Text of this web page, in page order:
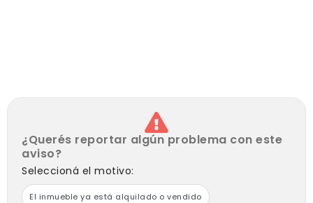
¿Querés reportar algún problema con este
aviso?
Seleccioná el motivo:
El inmueble ya está alquilado o vendido